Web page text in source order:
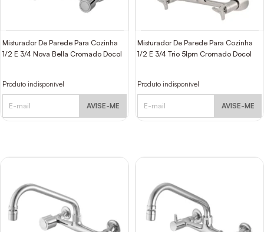
Misturador De Parede Para Cozinha
1/2 E 3/4 Nova Bella Cromado Docol
Produto indisponível
AVISE-ME
Misturador De Parede Para Cozinha
1/2 E 3/4 Trio 5lpm Cromado Docol
Produto indisponível
AVISE-ME